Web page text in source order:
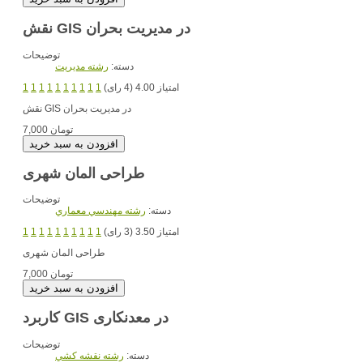
نقش GIS در مدیریت بحران
توضیحات
دسته: رشته مديريت
1 1 1 1 1 1 1 1 1 1
امتیاز 4.00 (4 رای)
نقش GIS در مدیریت بحران
7,000 تومان
طراحی المان شهری
توضیحات
دسته: رشته مهندسي معماري
1 1 1 1 1 1 1 1 1 1
امتیاز 3.50 (3 رای)
طراحی المان شهری
7,000 تومان
کاربرد GIS در معدنکاری
توضیحات
دسته: رشته نقشه کشي